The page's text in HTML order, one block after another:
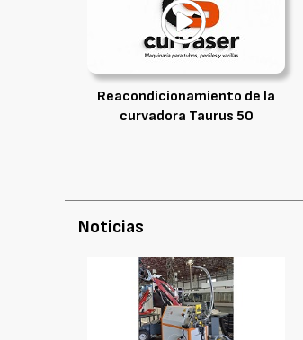
Reacondicionamiento de la
curvadora Taurus 50
Noticias